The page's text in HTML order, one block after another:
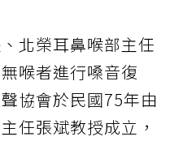
北榮耳鼻喉部主任
喉者進行嗓音復
協會於民國75年由
任張斌教授成立，